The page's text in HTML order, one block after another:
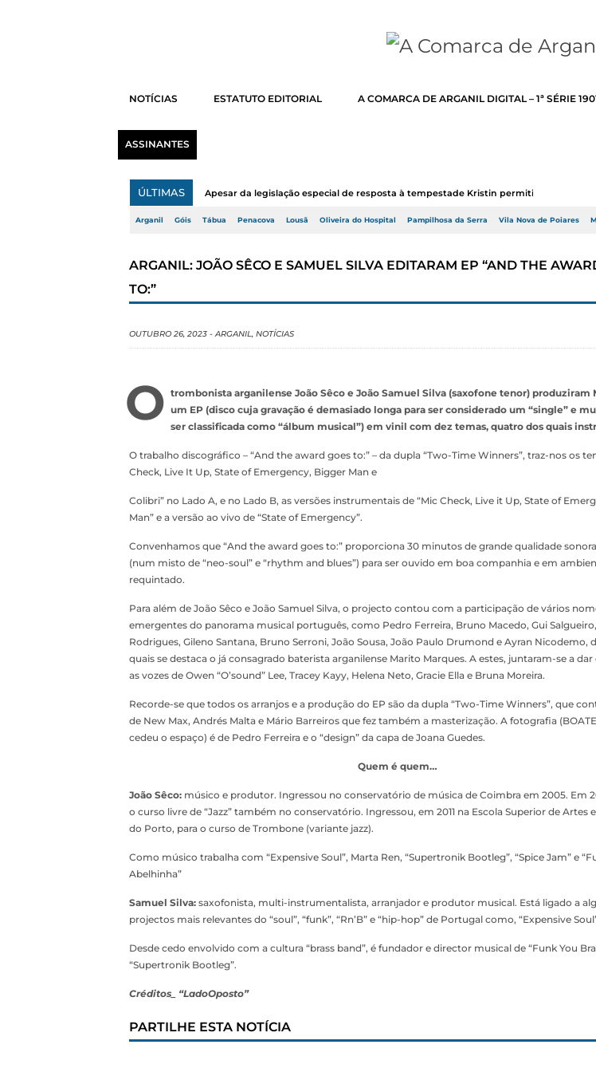
NOTÍCIAS ESTATUTO EDITORIAL A COMARCA DE ARGANIL DIGITAL – 1ª SÉRIE
ASSINANTES
ÚLTIMAS Apesar da legislação especial de resposta à tempestade Kristin permitir a adj...
Arganil Góis Tábua Penacova Lousã Oliveira do Hospital Pampilhosa da Serra Vila Nova de Poiares
ARGANIL: JOÃO SÊCO E SAMUEL SILVA EDITARAM EP “AND THE
TO:”
OUTUBRO 26, 2023 -ARGANIL, NOTÍCIAS
O trombonista arganilense João Sêco e João Samuel Silva (saxofone tenor) produziram
um EP (disco cuja gravação é demasiado longa para ser considerado um “single” e
ser classificada como “álbum musical”) em vinil com dez temas, quatro dos quais
O trabalho discográfico – “And the award goes to:” – da dupla “Two-Time Winners”, traz-nos os
Check, Live It Up, State of Emergency, Bigger Man e
Colibri” no Lado A, e no Lado B, as versões instrumentais de “Mic Check, Live it Up, State of
Man” e a versão ao vivo de “State of Emergency”.
Convenhamos que “And the award goes to:” proporciona 30 minutos de grande qualidade
(num misto de “neo-soul” e “rhythm and blues”) para ser ouvido em boa companhia e em
requintado.
Para além de João Sêco e João Samuel Silva, o projecto contou com a participação de vários
emergentes do panorama musical português, como Pedro Ferreira, Bruno Macedo, Gui
Rodrigues, Gileno Santana, Bruno Serroni, João Sousa, João Paulo Drumond e Ayran Nicodemo,
quais se destaca o já consagrado baterista arganilense Marito Marques. A estes, juntaram-se a dar
as vozes de Owen “O’sound” Lee, Tracey Kayy, Helena Neto, Gracie Ella e Bruna Moreira.
Recorde-se que todos os arranjos e a produção do EP são da dupla “Two-Time Winners”, que
de New Max, Andrés Malta e Mário Barreiros que fez também a masterização. A fotografia
cedeu o espaço) é de Pedro Ferreira e o “design” da capa de Joana Guedes.
Quem é quem…
João Sêco: músico e produtor. Ingressou no conservatório de música de Coimbra em 2005. Em
o curso livre de “Jazz” também no conservatório. Ingressou, em 2011 na Escola Superior de Artes
do Porto, para o curso de Trombone (variante jazz).
Como músico trabalha com “Expensive Soul”, Marta Ren, “Supertronik Bootleg”, “Spice Jam” e
Abelhinha”
Samuel Silva: saxofonista, multi-instrumentalista, arranjador e produtor musical. Está ligado a
projectos mais relevantes do “soul”, “funk”, “Rn’B” e “hip-hop” de Portugal como, “Expensive
Desde cedo envolvido com a cultura “brass band”, é fundador e director musical de “Funk You
“Supertronik Bootleg”.
Créditos_ “LadoOposto”
PARTILHE ESTA NOTÍCIA